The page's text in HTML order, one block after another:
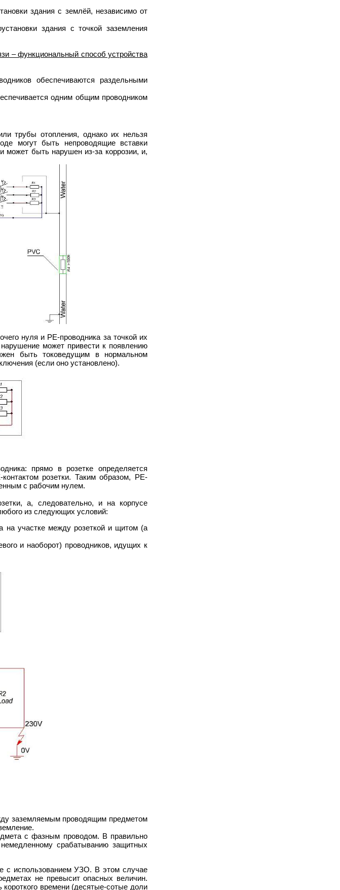
здания с землёй, независимо от
здания с точкой заземления
– функциональный способ устройства
обеспечиваются раздельными
одним общим проводником
трубы отопления, однако их нельзя
могут быть непроводящие вставки
может быть нарушен из-за коррозии, и,
нуля и PE-проводника за точкой их
может привести к появлению
быть токоведущим в нормальном
(если оно установлено).
прямо в розетке определяется
розетки. Таким образом, PE-
с рабочим нулем.
а, следовательно, и на корпусе
из следующих условий:
на участке между розеткой и щитом (а
и наоборот) проводников, идущих к
заземляемым проводящим предметом
с фазным проводом. В правильно
срабатыванию защитных
с использованием УЗО. В этом случае
не превысит опасных величин.
короткого времени (десятые-сотые доли